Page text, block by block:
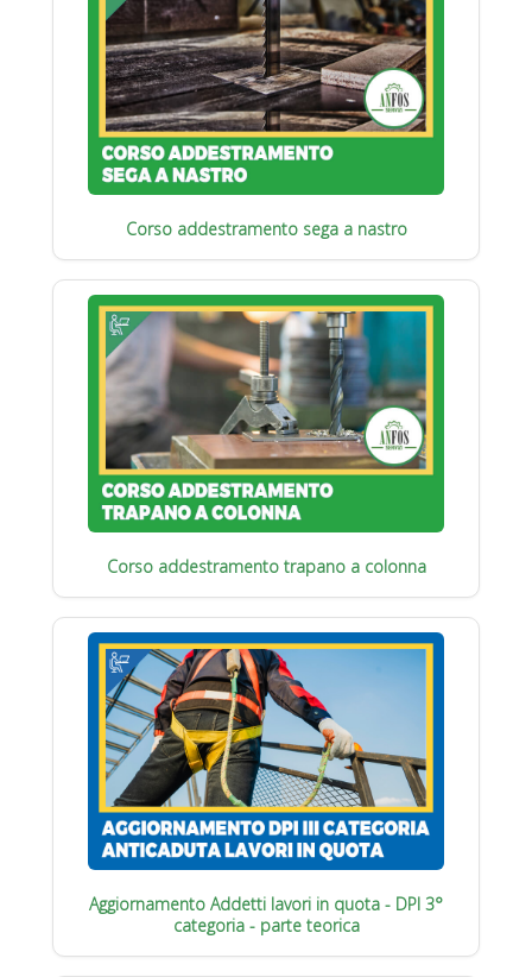
Corso addestramento sega a nastro
Corso addestramento trapano a colonna
Aggiornamento Addetti lavori in quota - DPI 3°
categoria - parte teorica